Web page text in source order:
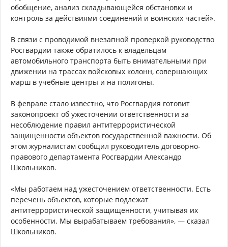
обобщение, анализ складывающейся обстановки и
контроль за действиями соединений и воинских частей».
В связи с проводимой внезапной проверкой руководство
Росгвардии также обратилось к владельцам
автомобильного транспорта быть внимательными при
движении на трассах войсковых колонн, совершающих
марш в учебные центры и на полигоны.
В феврале стало известно, что Росгвардия готовит
законопроект об ужесточении ответственности за
несоблюдение правил антитеррористической
защищенности объектов государственной важности. Об
этом журналистам сообщил руководитель договорно-
правового департамента Росгвардии Александр
Школьников.
«Мы работаем над ужесточением ответственности. Есть
перечень объектов, которые подлежат
антитеррористической защищенности, учитывая их
особенности. Мы вырабатываем требования», — сказал
Школьников.